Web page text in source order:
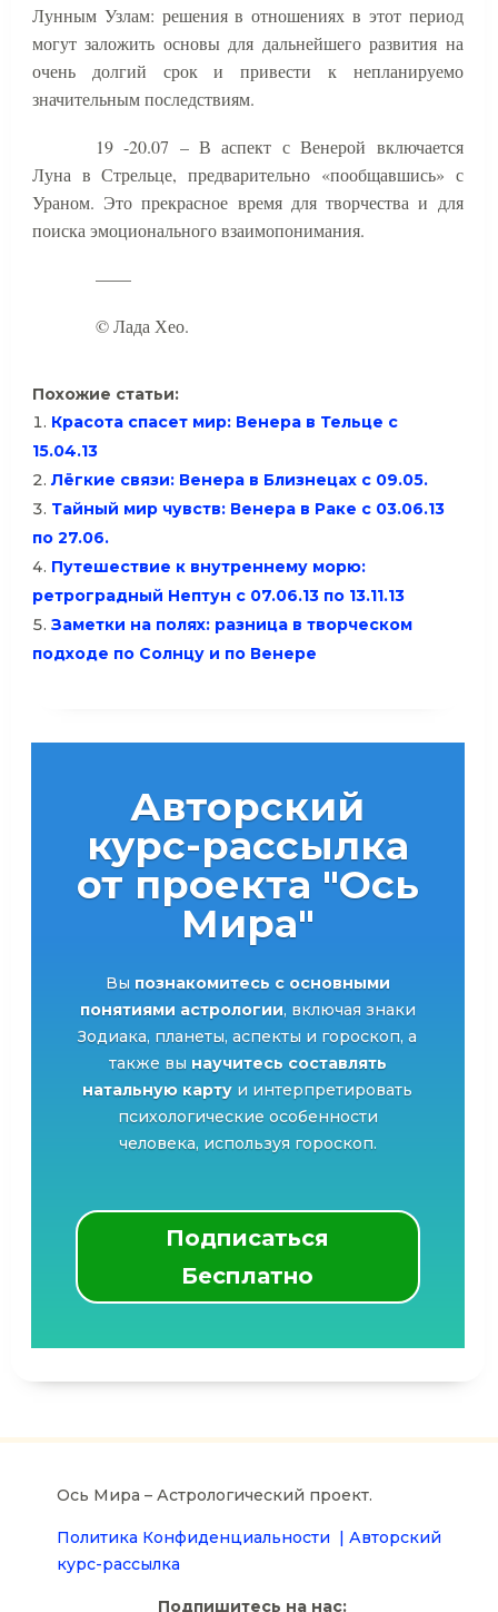
Лунным Узлам: решения в отношениях в этот период
могут заложить основы для дальнейшего развития на
очень долгий срок и привести к непланируемо
значительным последствиям.
19 -20.07 – В аспект с Венерой включается
Луна в Стрельце, предварительно «пообщавшись» с
Ураном. Это прекрасное время для творчества и для
поиска эмоционального взаимопонимания.
——
© Лада Хео.
Похожие статьи:
Красота спасет мир: Венера в Тельце с
15.04.13
Лёгкие связи: Венера в Близнецах с 09.05.
Тайный мир чувств: Венера в Раке с 03.06.13
по 27.06.
Путешествие к внутреннему морю:
ретроградный Нептун с 07.06.13 по 13.11.13
Заметки на полях: разница в творческом
подходе по Солнцу и по Венере
Авторский
курс-рассылка
от проекта "Ось
Мира"
Вы познакомитесь с основными
понятиями астрологии, включая знаки
Зодиака, планеты, аспекты и гороскоп, а
также вы научитесь составлять
натальную карту и интерпретировать
психологические особенности
человека, используя гороскоп.
Подписаться
Бесплатно
Ось Мира – Астрологический проект.
Политика Конфиденциальности | Авторский
курс-рассылка
Подпишитесь на нас: